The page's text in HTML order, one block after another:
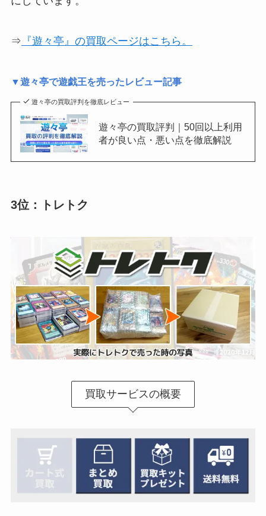
⇒ 『遊々亭』の買取ページはこちら。
▼遊々亭で遊戯王を売ったレビュー記事
遊々亭の買取評判を徹底レビュー
遊々亭の買取評判｜50回以上利用
者が良い点・悪い点を徹底解説
3位：トレトク
買取サービスの概要